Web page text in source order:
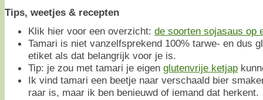
Tips, weetjes & recepten
Klik hier voor een overzicht: de soorten sojasaus op
Tamari is niet vanzelfsprekend 100% tarwe- en dus
etiket als dat belangrijk voor je is.
Tip: je zou met tamari je eigen glutenvrije ketjap
Ik vind tamari een beetje naar verschaald bier
raar is, maar ik ben benieuwd of iemand dat herkent.